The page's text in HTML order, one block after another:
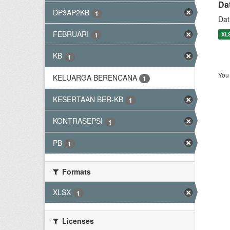
DP3AP2KB 1
FEBRUARI 1
KB 1
KELUARGA BERENCANA 1
KESERTAAN BER-KB 1
KONTRASEPSI 1
PB 1
Formats
XLSX
1
Licenses